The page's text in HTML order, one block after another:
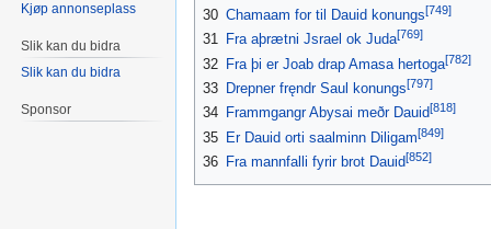
30 Chamaam for til Dauid konungs[749]
31 Fra aþrætni Jsrael ok Juda[769]
32 Fra þi er Joab drap Amasa hertoga[782]
33 Drepner fręndr Saul konungs[797]
34 Frammgangr Abysai meðr Dauid[818]
35 Er Dauid orti saalminn Diligam[849]
36 Fra mannfalli fyrir brot Dauid[852]
Kjøp annonseplass
Slik kan du bidra
Slik kan du bidra
Sponsor